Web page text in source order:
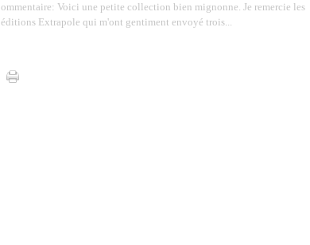
ommentaire: Voici une petite collection bien mignonne. Je remercie les
éditions Extrapole qui m'ont gentiment envoyé trois...